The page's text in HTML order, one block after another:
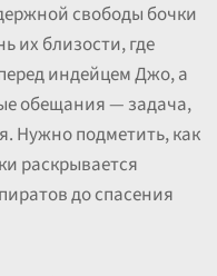
свободы бочки
их близости, где
индейцем Джо, а
обещания — задача,
Нужно подметить, как
раскрывается
до спасения